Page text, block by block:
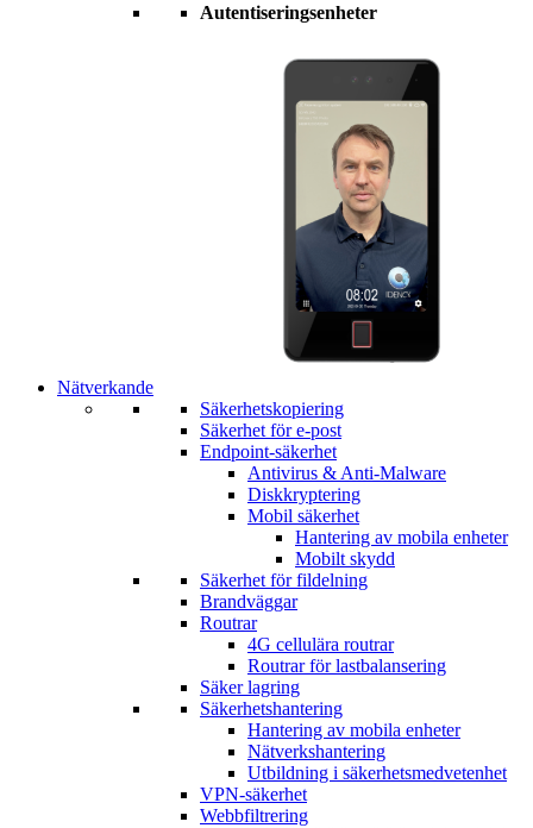
Autentiseringsenheter
Nätverkande
Säkerhetskopiering
Säkerhet för e-post
Endpoint-säkerhet
Antivirus & Anti-Malware
Diskkryptering
Mobil säkerhet
Hantering av mobila enheter
Mobilt skydd
Säkerhet för fildelning
Brandväggar
Routrar
4G cellulära routrar
Routrar för lastbalansering
Säker lagring
Säkerhetshantering
Hantering av mobila enheter
Nätverkshantering
Utbildning i säkerhetsmedvetenhet
VPN-säkerhet
Webbfiltrering